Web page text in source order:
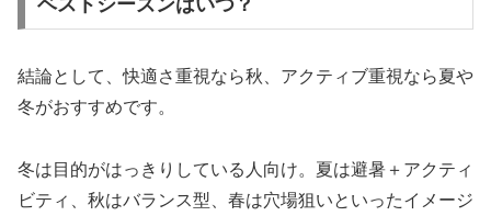
ベストシーズンはいつ？
結論として、快適さ重視なら秋、アクティブ重視なら夏や
冬がおすすめです。
冬は目的がはっきりしている人向け。夏は避暑＋アクティ
ビティ、秋はバランス型、春は穴場狙いといったイメージ